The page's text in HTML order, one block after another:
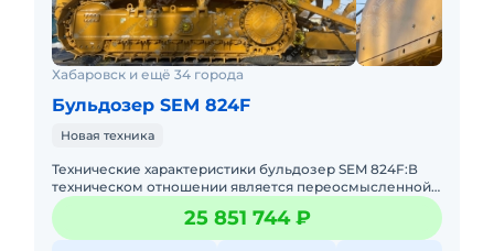
Хабаровск и ещё 34 города
Бульдозер SEM 824F
Новая техника
Технические характеристики бульдозер SEM 824F:В
техническом отношении является переосмысленной
версией хорошо известной модели для РФ - SEM 826
(взаимозаменяемо25 851 744 ₽